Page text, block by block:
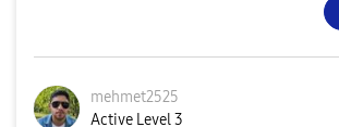
mehmet2525
Active Level 3